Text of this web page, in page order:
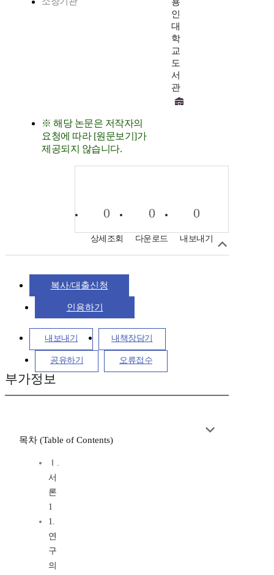
용
인
대
학
교
도
서
관
※ 해당 논문은 저작자의
요청에 따라 [원문보기]가
제공되지 않습니다.
0
상세조회
0
다운로드
0
내보내기
복사/대출신청
인용하기
내보내기 내책장담기
공유하기 오류접수
부가정보
목차 (Table of Contents)
Ⅰ.
서
론
1
1.
연
구
의